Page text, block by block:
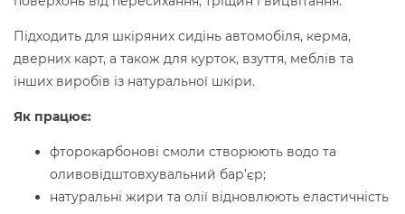
Підходить для шкіряних сидінь автомобіля, керма,
дверних карт, а також для курток, взуття, меблів та
інших виробів із натуральної шкіри.
Як працює:
фторокарбонові смоли створюють водо та
оливовідштовхувальний бар’єр;
натуральні жири та олії відновлюють еластичність